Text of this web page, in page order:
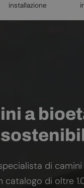
installazione
a
di
catalogo di oltre